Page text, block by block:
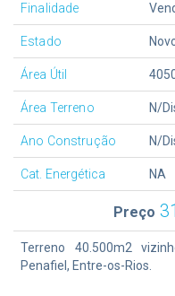
Finalidade
Estado
Área Útil
Área Terreno N/
Ano Construção N/
Cat. Energética NA
Preço
Terreno 40.500m2
Penafiel, Entre-os-Rios.